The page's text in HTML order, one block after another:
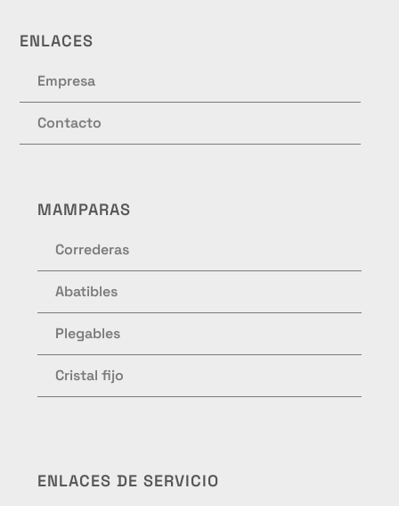
ENLACES
Empresa
Contacto
MAMPARAS
Correderas
Abatibles
Plegables
Cristal fijo
ENLACES DE SERVICIO